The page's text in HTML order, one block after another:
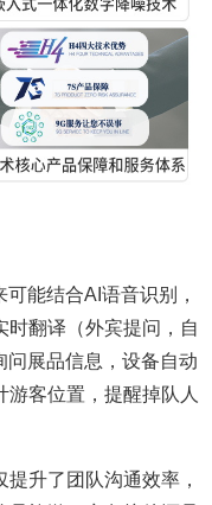
能结合AI语音识别，
时翻译（外宾提问，自
问展品信息，设备自动
客位置，提醒掉队人
升了团队沟通效率，